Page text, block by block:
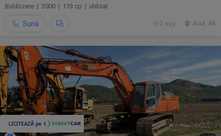
Buldozere | 2000 | 173 cp | utilizat
Sună Arad, AR
2 aug.